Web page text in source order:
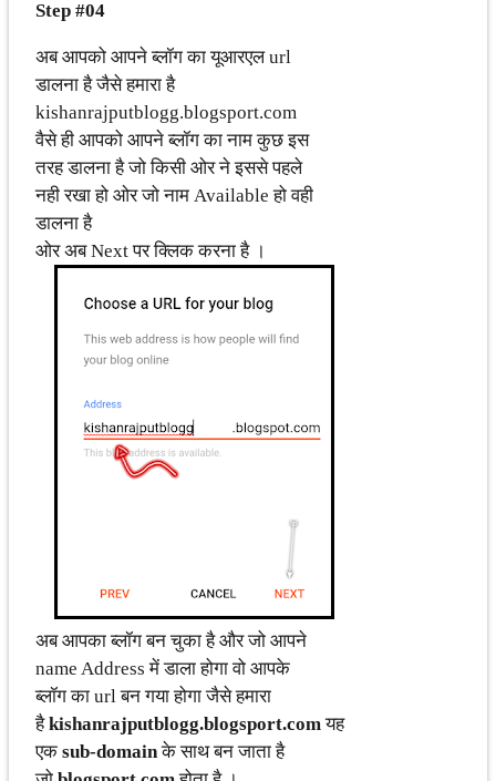
Step #04
अब आपको आपने ब्लॉग का यूआरएल url
डालना है जैसे हमारा है
kishanrajputblogg.blogsport.com
वैसे ही आपको आपने ब्लॉग का नाम कुछ इस
तरह डालना है जो किसी ओर ने इससे पहले
नही रखा हो ओर जो नाम Available हो वही
डालना है
ओर अब Next पर क्लिक करना है ।
अब आपका ब्लॉग बन चुका है और जो आपने
name Address में डाला होगा वो आपके
ब्लॉग का url बन गया होगा जैसे हमारा
हैkishanrajputblogg.blogsport.comयह
एक sub-domainके साथ बन जाता है